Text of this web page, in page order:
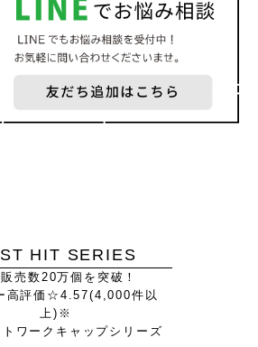
HIT SERIES
売数20万個を突破！
高評価☆4.57(4,000件以
上)※
トワークキャップシリーズ